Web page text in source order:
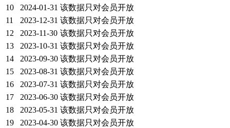
10
2024-01-31 该数据只对会员开放
11
2023-12-31 该数据只对会员开放
12
2023-11-30 该数据只对会员开放
13
2023-10-31 该数据只对会员开放
14
2023-09-30 该数据只对会员开放
15
2023-08-31 该数据只对会员开放
16
2023-07-31 该数据只对会员开放
17
2023-06-30 该数据只对会员开放
18
2023-05-31 该数据只对会员开放
19
2023-04-30 该数据只对会员开放